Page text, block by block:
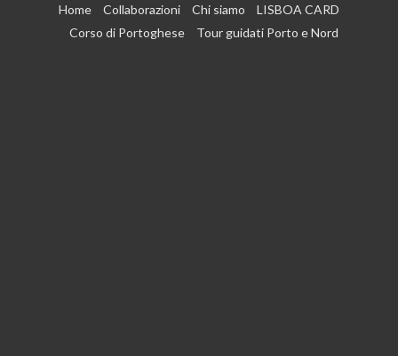
Home Collaborazioni Chi siamo
LISBOA CARD
Corso di Portoghese
Tour guidati Porto e Nord